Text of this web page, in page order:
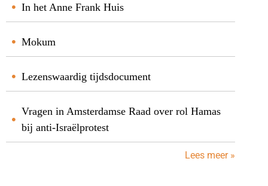
In het Anne Frank Huis
Mokum
Lezenswaardig tijdsdocument
Vragen in Amsterdamse Raad over rol Hamas
bij anti-Israëlprotest
Lees meer »